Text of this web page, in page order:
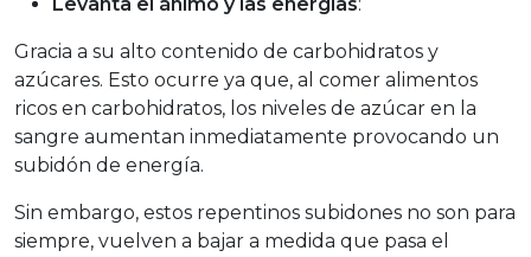
Levanta el ánimo y las energías:
Gracia a su alto contenido de carbohidratos y
azúcares. Esto ocurre ya que, al comer alimentos
ricos en carbohidratos, los niveles de azúcar en la
sangre aumentan inmediatamente provocando un
subidón de energía.
Sin embargo, estos repentinos subidones no son para
siempre, vuelven a bajar a medida que pasa el